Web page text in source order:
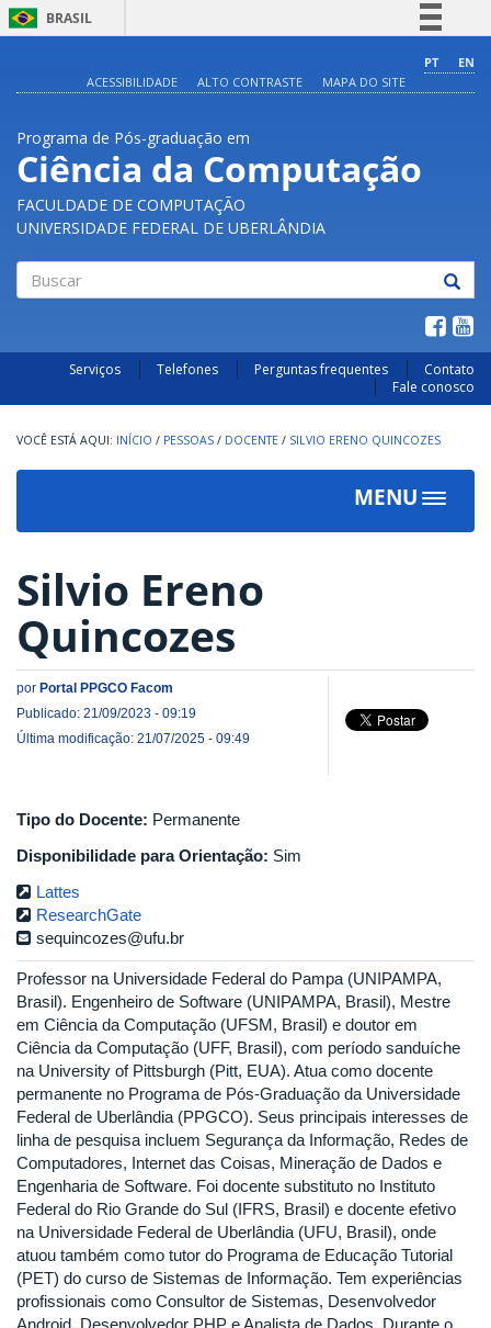
BRASIL
Comunica BR
Acesso à informação
Legislação
PT
EN
ACESSIBILIDADE
ALTO CONTRASTE MAPA DO SITE
Programa de Pós-graduação em
Ciência da Computação
FACULDADE DE COMPUTAÇÃO
UNIVERSIDADE FEDERAL DE UBERLÂNDIA
Serviços Telefones Perguntas frequentes
Contato
Fale conosco
INÍCIO / PESSOAS / DOCENTE / SILVIO ERENO QUINCOZES
MENU
Toggle
Silvio Ereno
Quincozes
por Portal PPGCO Facom
Publicado: 21/09/2023 - 09:19
Última modificação: 21/07/2025 - 09:49
Tipo do Docente: Permanente
Disponibilidade para Orientação: Sim
Lattes
ResearchGate
sequincozes@ufu.br
Professor na Universidade Federal do Pampa (UNIPAMPA,
Brasil). Engenheiro de Software (UNIPAMPA, Brasil), Mestre
em Ciência da Computação (UFSM, Brasil) e doutor em
Ciência da Computação (UFF, Brasil), com período sanduíche
na University of Pittsburgh (Pitt, EUA). Atua como docente
permanente no Programa de Pós-Graduação da Universidade
Federal de Uberlândia (PPGCO). Seus principais interesses de
linha de pesquisa incluem Segurança da Informação, Redes de
Computadores, Internet das Coisas, Mineração de Dados e
Engenharia de Software. Foi docente substituto no Instituto
Federal do Rio Grande do Sul (IFRS, Brasil) e docente efetivo
na Universidade Federal de Uberlândia (UFU, Brasil), onde
atuou também como tutor do Programa de Educação Tutorial
(PET) do curso de Sistemas de Informação. Tem experiências
profissionais como Consultor de Sistemas, Desenvolvedor
Android, Desenvolvedor PHP e Analista de Dados. Durante o